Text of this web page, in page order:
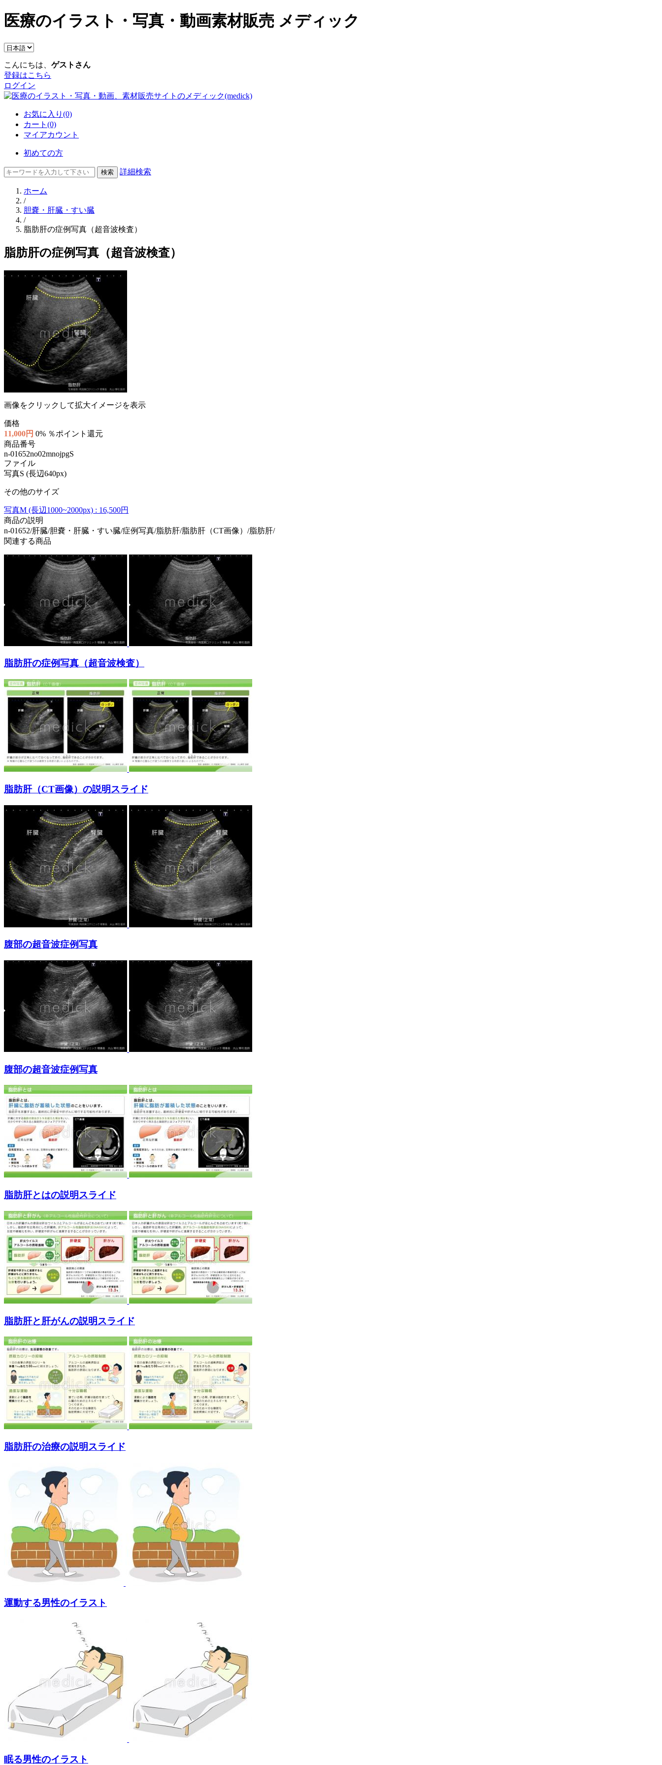
医療のイラスト・写真・動画素材販売 メディック
こんにちは、 ゲストさん
登録はこちら
ログイン
お気に入り(0)
カート(0)
マイアカウント
初めての方
詳細検索
ホーム
/
胆嚢・肝臓・すい臓
/
脂肪肝の症例写真（超音波検査）
脂肪肝の症例写真（超音波検査）
画像をクリックして拡大イメージを表示
価格
11,000円 0% ％ポイント還元
商品番号
n-01652no02mnojpgS
ファイル
写真S (長辺640px)
その他のサイズ
写真M (長辺1000~2000px) : 16,500円
商品の説明
n-01652/肝臓/胆嚢・肝臓・すい臓/症例写真/脂肪肝/脂肪肝（CT画像）/脂肪肝/
関連する商品
脂肪肝の症例写真（超音波検査）
脂肪肝（CT画像）の説明スライド
腹部の超音波症例写真
腹部の超音波症例写真
脂肪肝とはの説明スライド
脂肪肝と肝がんの説明スライド
脂肪肝の治療の説明スライド
運動する男性のイラスト
眠る男性のイラスト